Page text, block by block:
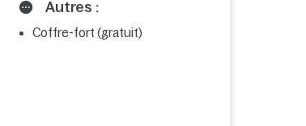
Autres :
Coffre-fort (gratuit)